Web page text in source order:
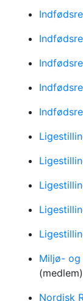
Miljø- og
(medlem)
Nordisk